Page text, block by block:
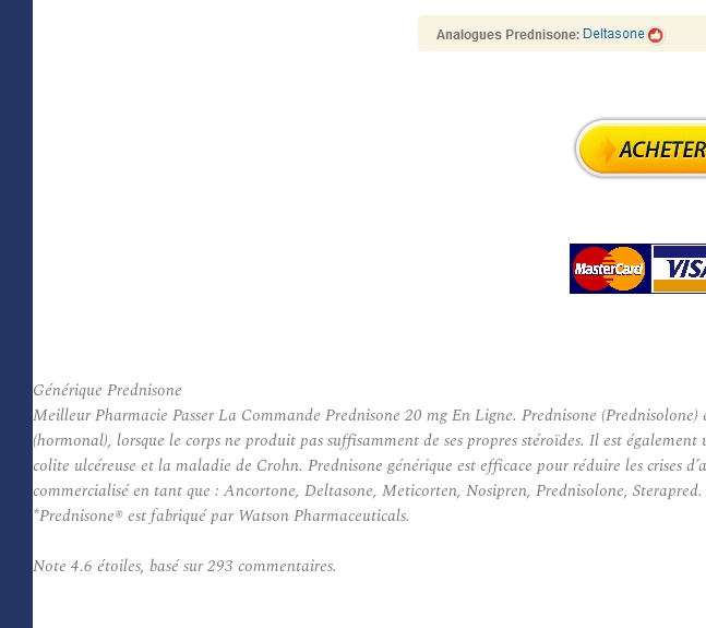
Générique Prednisone
Meilleur Pharmacie Passer La Commande Prednisone 20 mg En Ligne. Prednisone
(hormonal), lorsque le corps ne produit pas suffisamment de ses propres stéroïdes. Il est
colite ulcéreuse et la maladie de Crohn. Prednisone générique est efficace pour réduire les crises
commercialisé en tant que : Ancortone, Deltasone, Meticorten, Nosipren, Prednisolone, Sterapred.
*Prednisone® est fabriqué par Watson Pharmaceuticals.
Note 4.6 étoiles, basé sur293 commentaires.